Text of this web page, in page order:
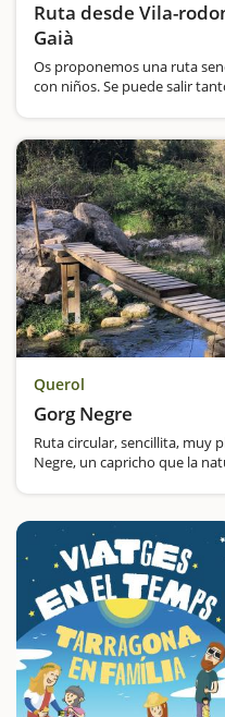
Ruta desde Vila-
Gaià
Os proponemos una ruta
con niños. Se puede salir
Querol
Gorg Negre
Ruta circular, sencillita, muy
Negre, un capricho que la